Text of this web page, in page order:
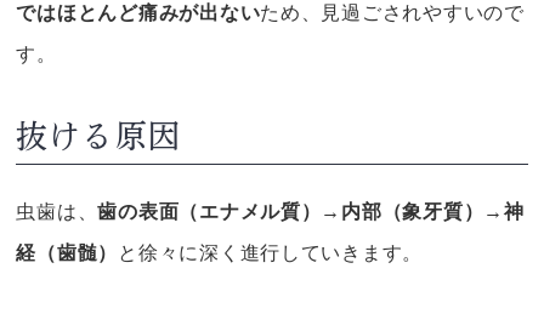
ではほとんど痛みが出ないため、見過ごされやすいので
す。
抜ける原因
虫歯は、歯の表面（エナメル質）→内部（象牙質）→神
経（歯髄）
と徐々に深く進行していきます。